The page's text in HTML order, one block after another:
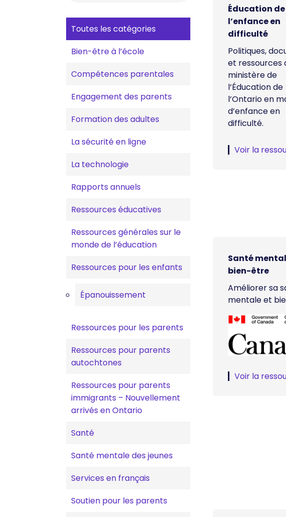
Toutes les catégories
Bien-être à l’école
Compétences parentales
Engagement des parents
Formation des adultes
La sécurité en ligne
La technologie
Rapports annuels
Ressources éducatives
Ressources générales sur le
monde de l’éducation
Ressources pour les enfants
Épanouissement
Ressources pour les parents
Ressources pour parents
autochtones
Ressources pour parents
immigrants – Nouvellement
arrivés en Ontario
Santé
Santé mentale des jeunes
Services en français
Soutien pour les parents
Éducation de
l’enfance en
difficulté
Politiques,
et ressources
ministère de
l’Éducation de
l’Ontario en
d’enfance en
difficulté.
Voir la
Santé
bien-être
Améliorer sa
mentale et
Voir la